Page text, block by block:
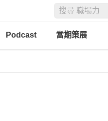
Podcast 當期策展